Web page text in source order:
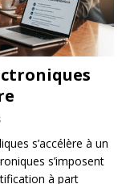
s’accélère à un
s’imposent
à part